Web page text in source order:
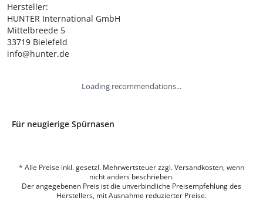
Hersteller:
HUNTER International GmbH
Mittelbreede 5
33719 Bielefeld
info@hunter.de
Loading recommendations...
Für neugierige Spürnasen
* Alle Preise inkl. gesetzl. Mehrwertsteuer zzgl. Versandkosten, wenn
nicht anders beschrieben.
Der angegebenen Preis ist die unverbindliche Preisempfehlung des
Herstellers, mit Ausnahme reduzierter Preise.